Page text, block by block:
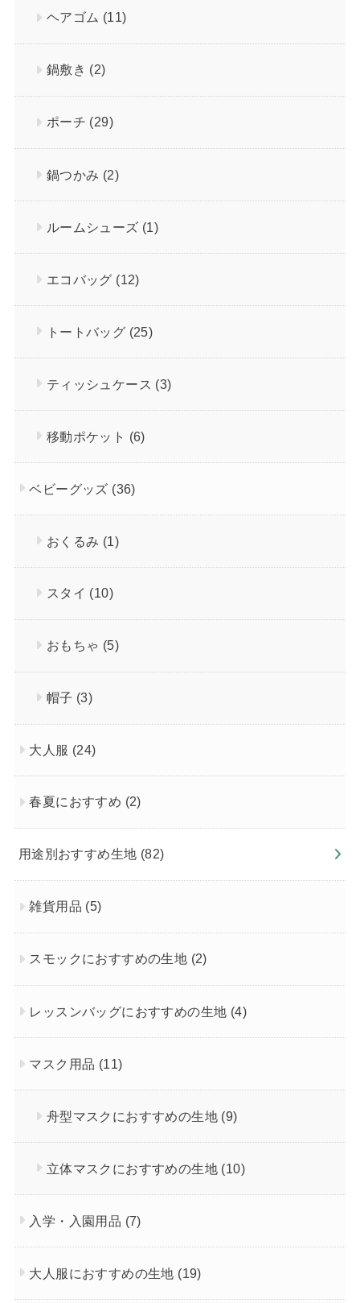
ヘアゴム (11)
鍋敷き (2)
ポーチ (29)
鍋つかみ (2)
ルームシューズ (1)
エコバッグ (12)
トートバッグ (25)
ティッシュケース (3)
移動ポケット (6)
ベビーグッズ (36)
おくるみ (1)
スタイ (10)
おもちゃ (5)
帽子 (3)
大人服 (24)
春夏におすすめ (2)
用途別おすすめ生地 (82)
雑貨用品 (5)
スモックにおすすめの生地 (2)
レッスンバッグにおすすめの生地 (4)
マスク用品 (11)
舟型マスクにおすすめの生地 (9)
立体マスクにおすすめの生地 (10)
入学・入園用品 (7)
大人服におすすめの生地 (19)